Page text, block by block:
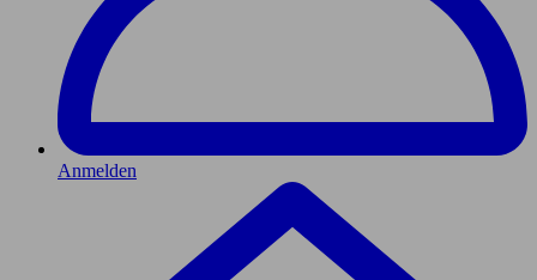
Anmelden